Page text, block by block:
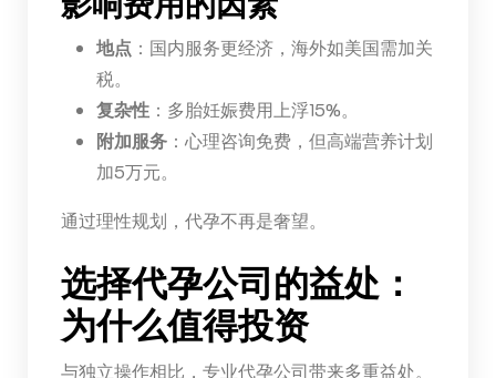
地点 ：国内服务更经济，海外如美国需加关
税。
复杂性：多胎妊娠费用上浮15%。
附加服务：心理咨询免费，但高端营养计划
加5万元。
通过理性规划，代孕不再是奢望。
选择代孕公司的益处：
为什么值得投资
与独立操作相比，专业代孕公司带来多重益处。